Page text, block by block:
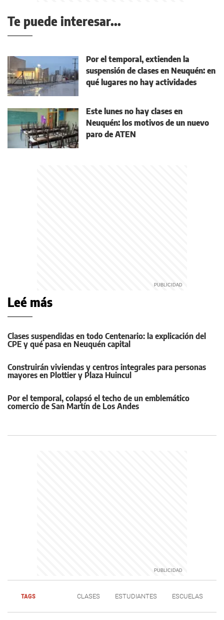
Te puede interesar...
Por el temporal, extienden la
suspensión de clases en Neuquén: en
qué lugares no hay actividades
Este lunes no hay clases en
Neuquén: los motivos de un nuevo
paro de ATEN
Leé más
Clases suspendidas en todo Centenario: la explicación del
CPE y qué pasa en Neuquén capital
Construirán viviendas y centros integrales para personas
mayores en Plottier y Plaza Huincul
Por el temporal, colapsó el techo de un emblemático
comercio de San Martín de Los Andes
TAGS CLASES ESTUDIANTES ESCUELAS